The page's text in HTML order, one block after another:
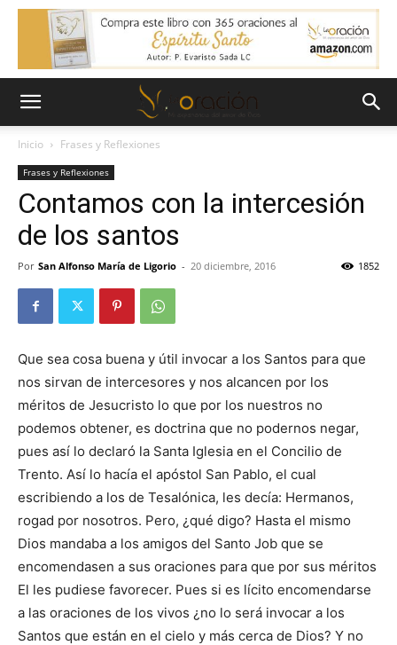
Inicio Frases y Reflexiones
Frases y Reflexiones
Contamos con la intercesión
de los santos
Por San Alfonso María de Ligorio - 20 diciembre, 2016 1852
Que sea cosa buena y útil invocar a los Santos para que
nos sirvan de intercesores y nos alcancen por los
méritos de Jesucristo lo que por los nuestros no
podemos obtener, es doctrina que no podernos negar,
pues así lo declaró la Santa Iglesia en el Concilio de
Trento. Así lo hacía el apóstol San Pablo, el cual
escribiendo a los de Tesalónica, les decía: Hermanos,
rogad por nosotros. Pero, ¿qué digo? Hasta el mismo
Dios mandaba a los amigos del Santo Job que se
encomendasen a sus oraciones para que por sus méritos
El les pudiese favorecer. Pues si es lícito encomendarse
a las oraciones de los vivos ¿no lo será invocar a los
Santos que están en el cielo y más cerca de Dios? Y no